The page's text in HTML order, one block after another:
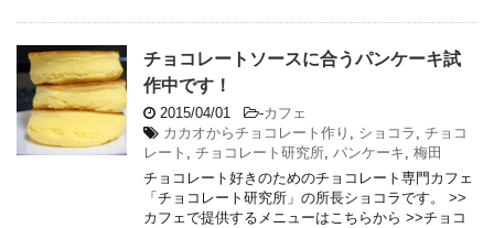
チョコレートソースに合うパンケーキ試
作中です！
2015/04/01 -カフェ
カカオからチョコレート作り , ショコラ , チョコ
レート , チョコレート研究所, パンケーキ, 梅田
チョコレート好きのためのチョコレート専門カフェ
「チョコレート研究所」の所長ショコラです。 >>
カフェで提供するメニューはこちらから >>チョコ